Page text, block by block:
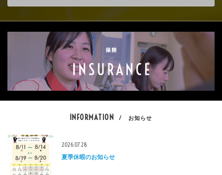
INFORMATION / お知らせ
2026.07.28
夏季休暇のお知らせ